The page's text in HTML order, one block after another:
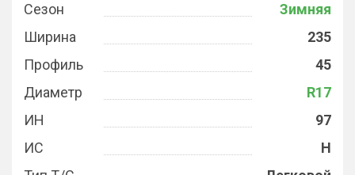
Сезон
Зимняя
Ширина
235
Профиль
45
Диаметр
R17
ИН
97
ИС
H